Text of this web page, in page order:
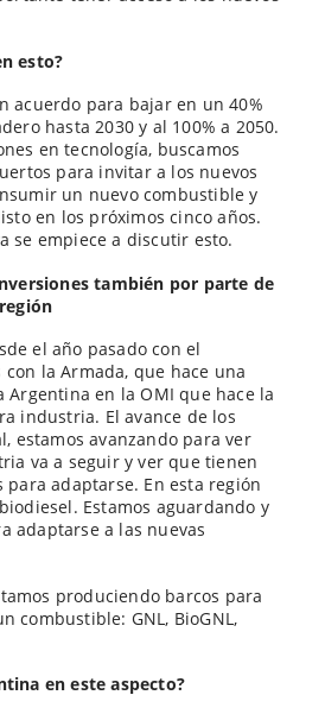
esto?
acuerdo para bajar en un 40%
hasta 2030 y al 100% a 2050.
en tecnología, buscamos
para invitar a los nuevos
un nuevo combustible y
en los próximos cinco años.
se empiece a discutir esto.
también por parte de
el año pasado con el
la Armada, que hace una
Argentina en la OMI que hace la
industria. El avance de los
estamos avanzando para ver
va a seguir y ver que tienen
para adaptarse. En esta región
Estamos aguardando y
adaptarse a las nuevas
produciendo barcos para
combustible: GNL, BioGNL,
en este aspecto?